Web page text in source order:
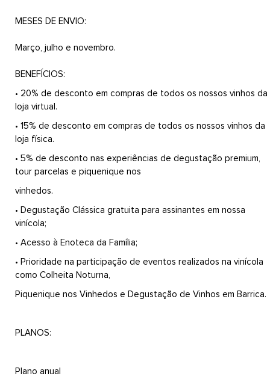
MESES DE ENVIO:
Março, julho e novembro.
BENEFÍCIOS:
• 20% de desconto em compras de todos os nossos vinhos da
loja virtual.
• 15% de desconto em compras de todos os nossos vinhos da
loja física.
• 5% de desconto nas experiências de degustação premium,
tour parcelas e piquenique nos
vinhedos.
• Degustação Clássica gratuita para assinantes em nossa
vinícola;
• Acesso à Enoteca da Família;
• Prioridade na participação de eventos realizados na vinícola
como Colheita Noturna,
Piquenique nos Vinhedos e Degustação de Vinhos em Barrica.
PLANOS:
Plano anual